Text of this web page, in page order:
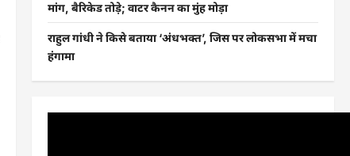
मांग, बैरिकेड तोड़े; वाटर कैनन का मुंह मोड़ा
राहुल गांधी ने किसे बताया ‘अंधभक्त’, जिस पर लोकसभा में मचा
हंगामा